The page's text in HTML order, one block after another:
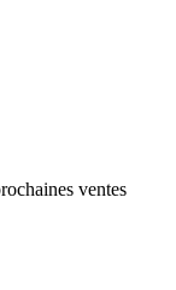
ventes